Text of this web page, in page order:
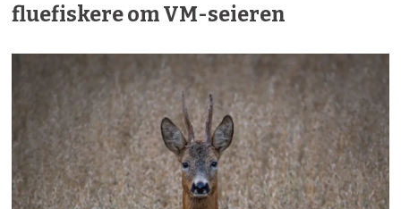
fluefiskere om VM-seieren